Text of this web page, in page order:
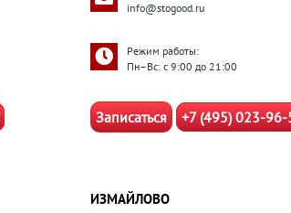
info@stogood.ru
Режим работы:
Пн–Вс: с 9:00 до 21:00
Записаться +7 (495) 023-
ИЗМАЙЛОВО